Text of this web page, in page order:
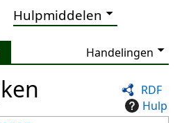
Hulpmiddelen
Handelingen
RDF
Hulp